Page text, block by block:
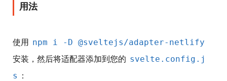
用法
使用 npm i -D @sveltejs/adapter-netlify
安装，然后将适配器添加到您的 svelte.config.j
s ：